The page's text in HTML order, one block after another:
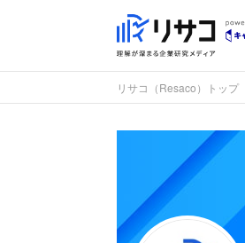
リサコ（Resaco）トップ